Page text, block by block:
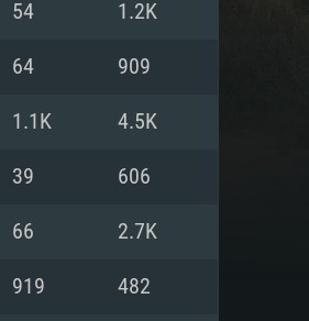
54 1.2K
64 909
1.1K 4.5K
39 606
66 2.7K
919 482